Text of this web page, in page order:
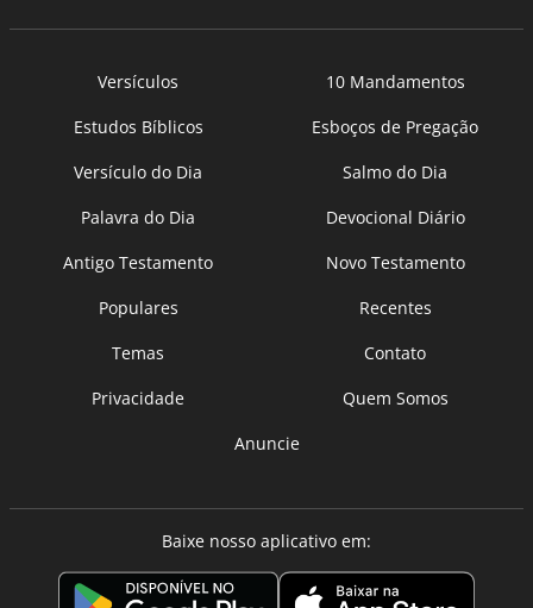
Versículos
10 Mandamentos
Estudos Bíblicos
Esboços de Pregação
Versículo do Dia
Salmo do Dia
Palavra do Dia
Devocional Diário
Antigo Testamento
Novo Testamento
Populares
Recentes
Temas
Contato
Privacidade
Quem Somos
Anuncie
Baixe nosso aplicativo em: